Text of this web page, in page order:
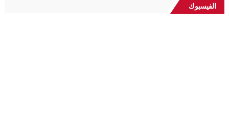
الفيسبوك